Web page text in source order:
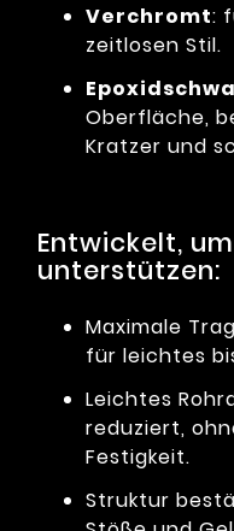
Verchromt:
zeitlosen Stil.
Oberfläche,
Kratzer und
Entwickelt,
unterstützen:
Maximale
für leichtes
Leichtes
reduziert,
Festigkeit.
Struktur